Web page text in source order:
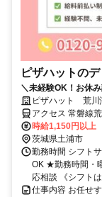
ピザハットの
＼未経験OK！お休
要！ピザハット 荒川
アクセス 常磐線
時給1,150円以上
茨城県土浦市
勤務時間 シフト
OK ★勤務時間・
応相談 《シフト
仕事内容 お任せ